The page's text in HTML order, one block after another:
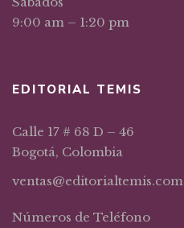
9:00 am – 1:20 pm
EDITORIAL TEMIS
Calle 17 # 68 D – 46
Bogotá, Colombia
ventas@editorialtemis.com
Números de Teléfono